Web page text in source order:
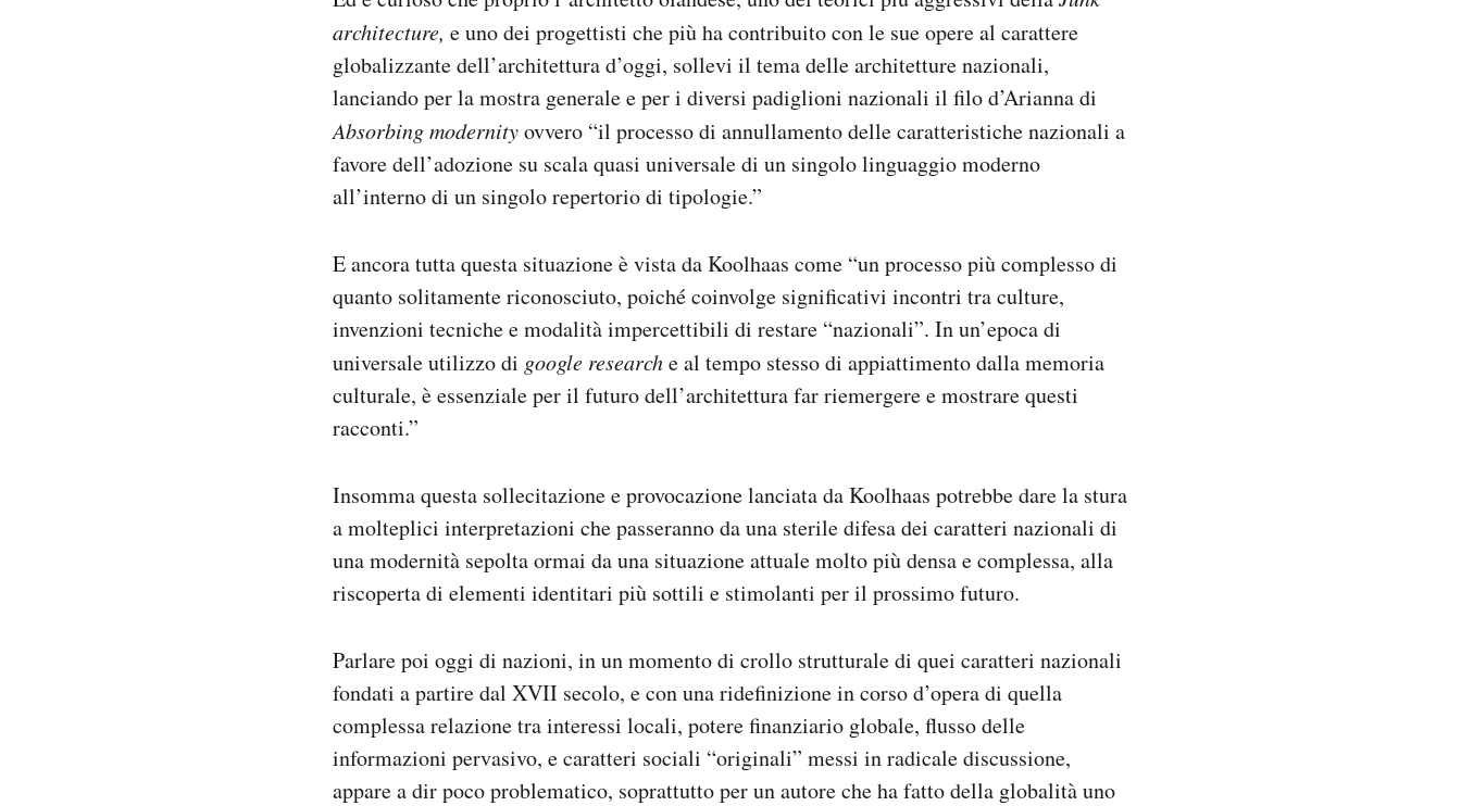
architecture, e uno dei progettisti che più ha contribuito con le sue opere al carattere
globalizzante dell’architettura d’oggi, sollevi il tema delle architetture nazionali,
lanciando per la mostra generale e per i diversi padiglioni nazionali il filo d’Arianna di
Absorbing modernityovvero “il processo di annullamento delle caratteristiche nazionali a
favore dell’adozione su scala quasi universale di un singolo linguaggio moderno
all’interno di un singolo repertorio di tipologie.”
E ancora tutta questa situazione è vista da Koolhaas come “un processo più complesso di
quanto solitamente riconosciuto, poiché coinvolge significativi incontri tra culture,
invenzioni tecniche e modalità impercettibili di restare “nazionali”. In un’epoca di
universale utilizzo di google researche al tempo stesso di appiattimento dalla memoria
culturale, è essenziale per il futuro dell’architettura far riemergere e mostrare questi
racconti.”
Insomma questa sollecitazione e provocazione lanciata da Koolhaas potrebbe dare la stura
a molteplici interpretazioni che passeranno da una sterile difesa dei caratteri nazionali di
una modernità sepolta ormai da una situazione attuale molto più densa e complessa, alla
riscoperta di elementi identitari più sottili e stimolanti per il prossimo futuro.
Parlare poi oggi di nazioni, in un momento di crollo strutturale di quei caratteri nazionali
fondati a partire dal XVII secolo, e con una ridefinizione in corso d’opera di quella
complessa relazione tra interessi locali, potere finanziario globale, flusso delle
informazioni pervasivo, e caratteri sociali “originali” messi in radicale discussione,
appare a dir poco problematico, soprattutto per un autore che ha fatto della globalità uno